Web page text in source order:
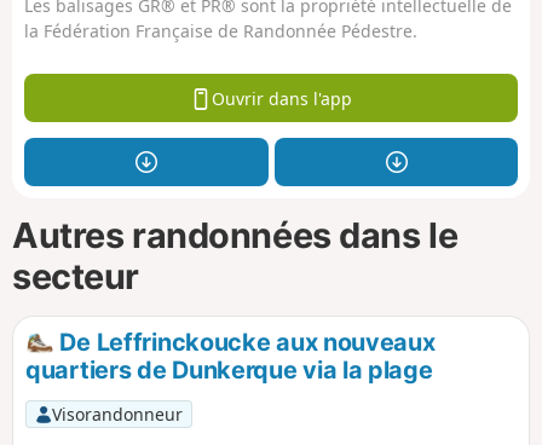
Les balisages GR® et PR® sont la propriété intellectuelle de
la Fédération Française de Randonnée Pédestre.
Ouvrir dans l'app
Autres randonnées dans le
secteur
De Leffrinckoucke aux nouveaux
quartiers de Dunkerque via la plage
Visorandonneur